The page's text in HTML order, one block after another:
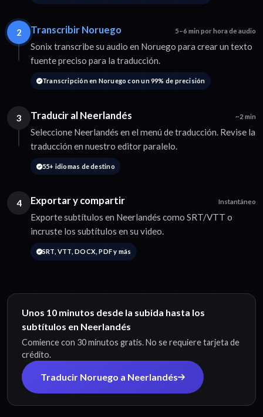
2 Transcribir Noruego 5–6 min por hora de audio
Sonix transcribe su audio en Noruego para crear un texto
fuente preciso para la traducción.
Transcripción en Noruego con un 99% de precisión
3 Traducir al Neerlandés ~2 min
Seleccione Neerlandés en el menú de traducción. Revise la
traducción en nuestro editor paralelo.
55+ idiomas de destino
4 Exportar y compartir Instantáneo
Exporte subtítulos en Neerlandés como SRT/VTT o
incruste los subtítulos en su video.
SRT, VTT, DOCX, PDF y más
Unos 10 minutos desde la subida hasta los
subtítulos en Neerlandés
Comience con 30 minutos gratis. No se requiere tarjeta de
crédito.
Traducir Noruego a Neerlandés